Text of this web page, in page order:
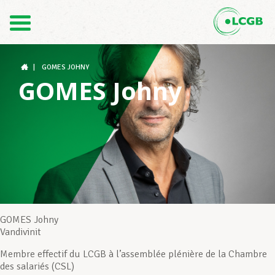
DE
Structures syndicales
Assistance au Travail
Vos droits
GOMES JOHNY
GOMES Johny
GOMES Johny
Vandivinit
Membre effectif du LCGB à l’assemblée plénière de la Chambre
des salariés (CSL)